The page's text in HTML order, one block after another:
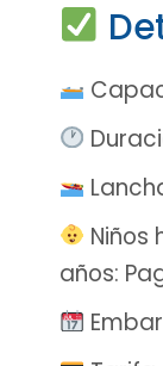
Niños
años: